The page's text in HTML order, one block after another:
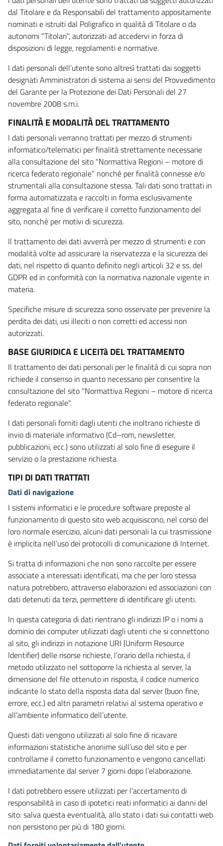
dal Titolare e da Responsabili del trattamento appositamente
nominati e istruiti dal Poligrafico in qualità di Titolare o da
autonomi "Titolari", autorizzati ad accedervi in forza di
disposizioni di legge, regolamenti e normative.
I dati personali dell’utente sono altresì trattati dai soggetti
designati Amministratori di sistema ai sensi del Provvedimento
del Garante per la Protezione dei Dati Personali del 27
novembre 2008 s.m.i.
FINALITÀ E MODALITÀ DEL TRATTAMENTO
I dati personali verranno trattati per mezzo di strumenti
informatico/telematici per finalità strettamente necessarie
alla consultazione del sito "Normattiva Regioni – motore di
ricerca federato regionale" nonché per finalità connesse e/o
strumentali alla consultazione stessa. Tali dati sono trattati in
forma automatizzata e raccolti in forma esclusivamente
aggregata al fine di verificare il corretto funzionamento del
sito, nonché per motivi di sicurezza.
Il trattamento dei dati avverrà per mezzo di strumenti e con
modalità volte ad assicurare la riservatezza e la sicurezza dei
dati, nel rispetto di quanto definito negli articoli 32 e ss. del
GDPR ed in conformità con la normativa nazionale vigente in
materia.
Specifiche misure di sicurezza sono osservate per prevenire la
perdita dei dati, usi illeciti o non corretti ed accessi non
autorizzati.
BASE GIURIDICA E LICEITà DEL TRATTAMENTO
Il trattamento dei dati personali per le finalità di cui sopra non
richiede il consenso in quanto necessario per consentire la
consultazione del sito "Normattiva Regioni – motore di ricerca
federato regionale".
I dati personali forniti dagli utenti che inoltrano richieste di
invio di materiale informativo (Cd–rom, newsletter,
pubblicazioni, ecc.) sono utilizzati al solo fine di eseguire il
servizio o la prestazione richiesta.
TIPI DI DATI TRATTATI
Dati di navigazione
I sistemi informatici e le procedure software preposte al
funzionamento di questo sito web acquisiscono, nel corso del
loro normale esercizio, alcuni dati personali la cui trasmissione
è implicita nell’uso dei protocolli di comunicazione di Internet.
Si tratta di informazioni che non sono raccolte per essere
associate a interessati identificati, ma che per loro stessa
natura potrebbero, attraverso elaborazioni ed associazioni con
dati detenuti da terzi, permettere di identificare gli utenti.
In questa categoria di dati rientrano gli indirizzi IP o i nomi a
dominio dei computer utilizzati dagli utenti che si connettono
al sito, gli indirizzi in notazione URI (Uniform Resource
Identifier) delle risorse richieste, l’orario della richiesta, il
metodo utilizzato nel sottoporre la richiesta al server, la
dimensione del file ottenuto in risposta, il codice numerico
indicante lo stato della risposta data dal server (buon fine,
errore, ecc.) ed altri parametri relativi al sistema operativo e
all’ambiente informatico dell’utente.
Questi dati vengono utilizzati al solo fine di ricavare
informazioni statistiche anonime sull’uso del sito e per
controllarne il corretto funzionamento e vengono cancellati
immediatamente dal server 7 giorni dopo l’elaborazione.
I dati potrebbero essere utilizzati per l’accertamento di
responsabilità in caso di ipotetici reati informatici ai danni del
sito: salva questa eventualità, allo stato i dati sui contatti web
non persistono per più di 180 giorni.